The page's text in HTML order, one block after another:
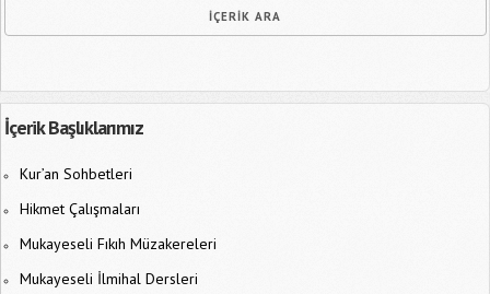
İçerik Başlıklarımız
Kur’an Sohbetleri
Hikmet Çalışmaları
Mukayeseli Fıkıh Müzakereleri
Mukayeseli İlmihal Dersleri